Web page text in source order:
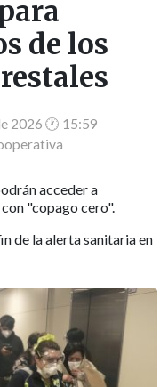
de los
2026 🕐 15:59
acceder a
"copago cero".
de la alerta sanitaria en